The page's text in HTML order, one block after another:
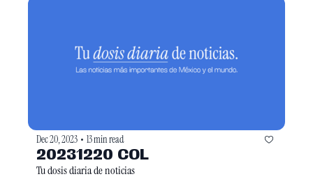
Dec 20, 2023 • 13 min read
20231220 COL
Tu dosis diaria de noticias